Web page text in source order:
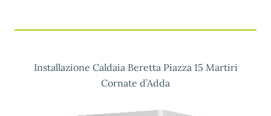
Installazione Caldaia Beretta Piazza 15 Martiri
Cornate d’Adda